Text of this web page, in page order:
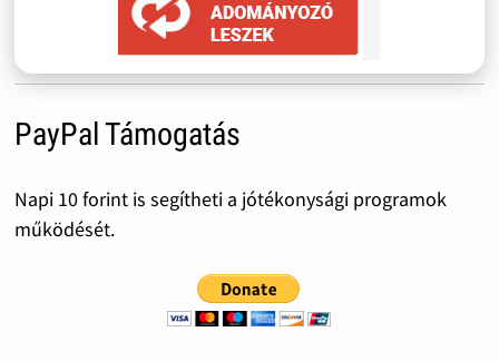
PayPal Támogatás
Napi 10 forint is segítheti a jótékonysági programok
működését.